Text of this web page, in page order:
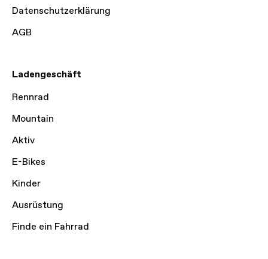
Datenschutzerklärung
AGB
Ladengeschäft
Rennrad
Mountain
Aktiv
E-Bikes
Kinder
Ausrüstung
Finde ein Fahrrad